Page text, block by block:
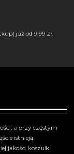
już od 9,99 zł.
a przy częstym
istnieją
jakości koszulki